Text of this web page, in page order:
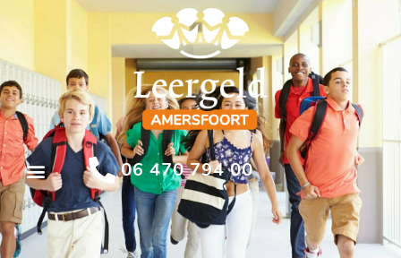
06 470 794 00